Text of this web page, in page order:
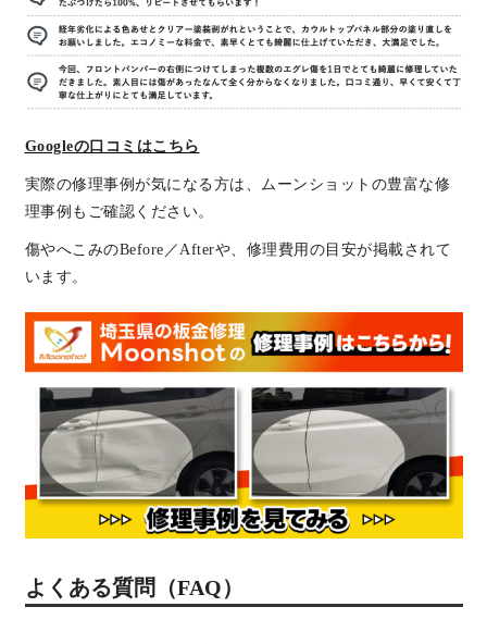
Googleの口コミはこちら
実際の修理事例が気になる方は、ムーンショットの豊富な修
理事例もご確認ください。
傷やへこみのBefore／Afterや、修理費用の目安が掲載されて
います。
よくある質問（FAQ）